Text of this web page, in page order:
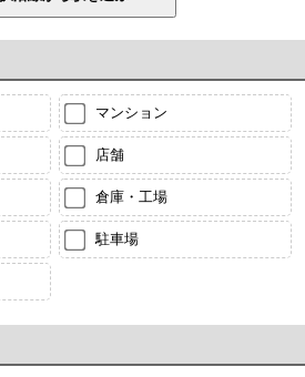
マンション
店舗
倉庫・工場
駐車場